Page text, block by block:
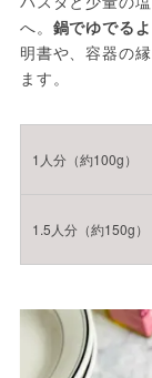
へ。 鍋でゆでる
明書や、容器の
ます。
1人分（約100g）
1.5人分（約150g）